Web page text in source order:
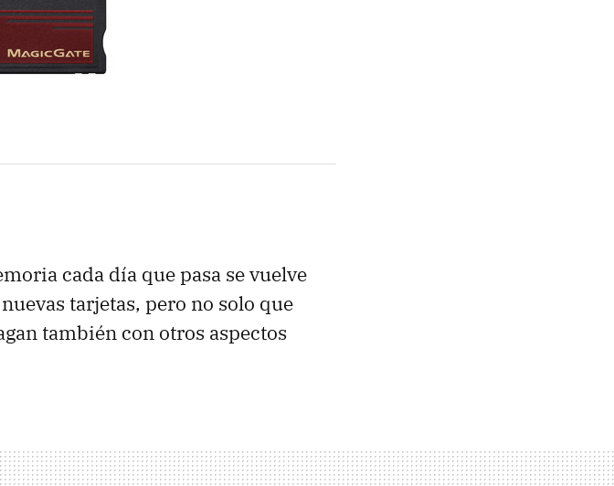
cada día que pasa se vuelve
tarjetas, pero no solo que
también con otros aspectos